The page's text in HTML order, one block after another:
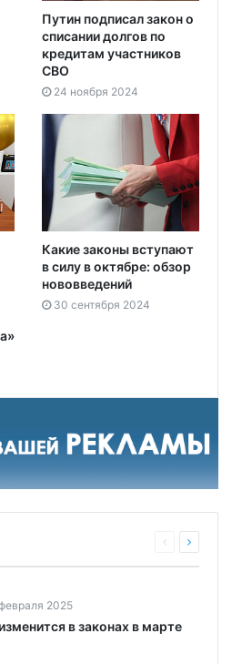
Путин подписал закон о
списании долгов по
кредитам участников
СВО
24 ноября 2024
Какие законы вступают
в силу в октябре: обзор
нововведений
30 сентября 2024
2025
в законах в марте